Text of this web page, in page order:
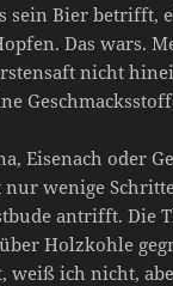
sein Bier betrifft,
Das wars.
nicht
Eisenach oder
nur wenige
antrifft. Die
Holzkohle
weiß ich nicht,